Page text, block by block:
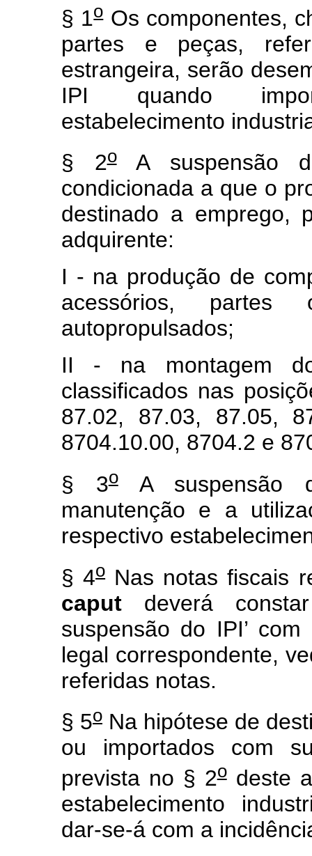
§ 1oOs componentes,
partes e peças,
estrangeira, serão
IPI quando
estabelecimento
§ 2oA suspensão
condicionada a que o
destinado a emprego,
adquirente:
I - na produção de
acessórios,
autopropulsados;
II - na montagem
classificados nas
87.02, 87.03, 87.05,
8704.10.00, 8704.2 e
§ 3oA suspensão
manutenção e a
respectivo
§ 4oNas notas fiscais
caput deverá
suspensão do IPI’
legal correspondente,
referidas notas.
§ 5o Na hipótese de
ou importados com
prevista no § 2odeste
estabelecimento
dar-se-á com a